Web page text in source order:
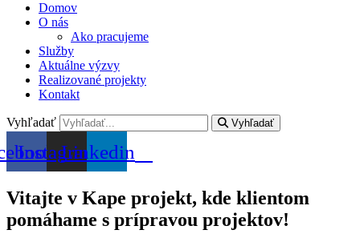
Domov
O nás
Ako pracujeme
Služby
Aktuálne výzvy
Realizované projekty
Kontakt
Vyhľadať Vyhľadať
InstagramLinkedin
Vitajte v Kape projekt, kde klientom
pomáhame s prípravou projektov!